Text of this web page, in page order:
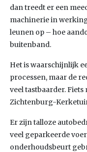
dan treedt er een
machinerie in
leunen op – hoe
buitenband.
Het is waarschijnlijk
processen, maar de
veel tastbaarder.
Zichtenburg-
Er zijn talloze
veel geparkeerde
onderhoudsbeurt